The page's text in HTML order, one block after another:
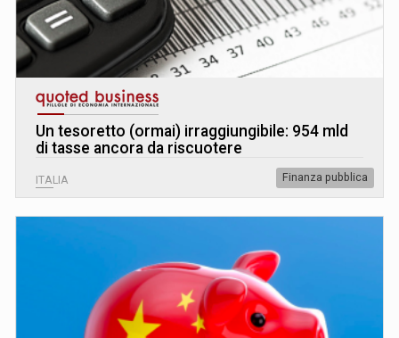
Un tesoretto (ormai) irraggiungibile: 954 mld
di tasse ancora da riscuotere
ITALIA Finanza pubblica